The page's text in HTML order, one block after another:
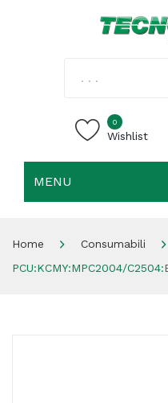
0
Wishlist
MENU
Home Consumabili
PCU:KCMY:MPC2004/